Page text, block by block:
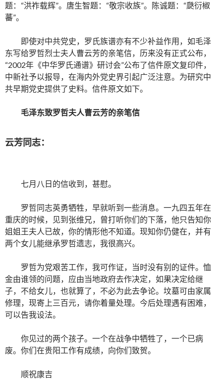
题：“洪祚载辉”。唐生智题：“敬宗收族”。陈诚题：“瓞衍椒
蕃”。
即使对中共党史，罗氏族谱亦有不少补益作用，如毛泽
东写给罗哲烈士夫人曹云芳的亲笔信，历来没有正式公布，
“2002年《中华罗氏通谱》研讨会”公布了信件原文复印件，
中新社予以报导，在海内外党史界引起广泛注意。为研究中
共早期党史提供了史料。信件原文如下。
毛泽东致罗哲夫人曹云芳的亲笔信
云芳同志：
七月八日的信收到，甚慰。
罗哲同志英勇牺牲，早就听到一些消息。一九四五年在
重庆的时候，见到张维兄，曾打听你们的下落，他只告知你
姐姐王夫人已故，你的情形他不知道。现知你仍健在，并有
两个女儿能继承罗哲遗志，我很高兴。
罗哲为党艰苦工作，我可作证，当时没有别的证件。恤
金由谁领的问题，应由当地政府去作决定，如果决定给继
子，不给女儿，也就算了，不必为此去争论。坟墓可由家属
修理，现寄上三百元，请你着量处理。今后处理遇有困难，
可以告我设法。
你见过的两个孩子。一个在战争中牺牲了，一个已病
废。你们在贵阳工作有成绩，向你们致贺。
顺祝康吉